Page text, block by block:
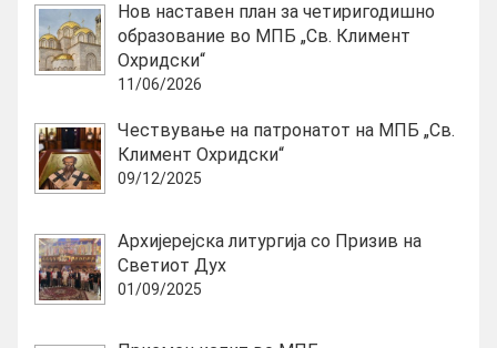
Нов наставен план за четиригодишно
образование во МПБ „Св. Климент
Охридски“
11/06/2026
Чествување на патронатот на МПБ „Св.
Климент Охридски“
09/12/2025
Архијерејска литургија со Призив на
Светиот Дух
01/09/2025